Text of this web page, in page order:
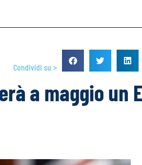
Condividi su >
a maggio un